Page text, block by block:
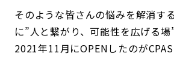
そのような皆さんの悩みを解消す
に”人と繋がり、可能性を広げる
2021年11月にOPENしたのが